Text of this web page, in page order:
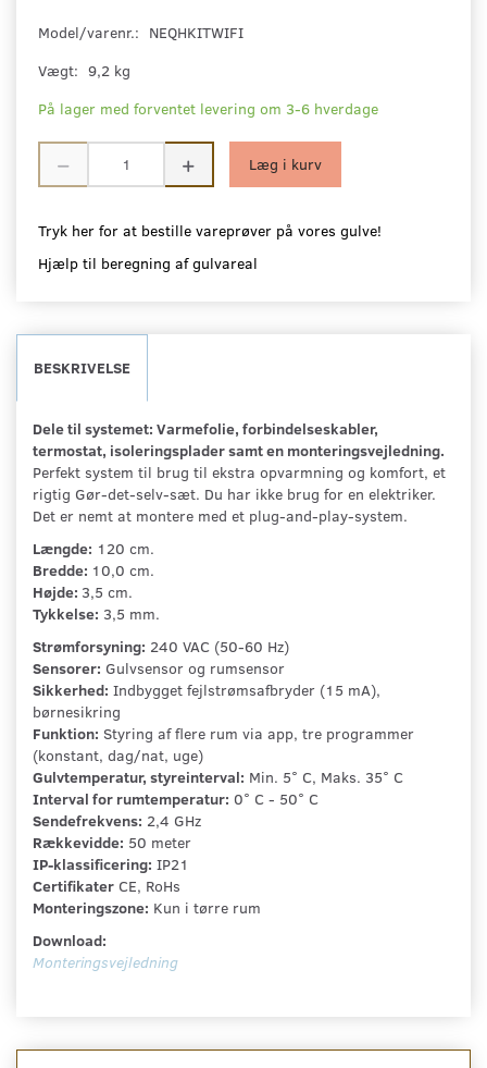
Model/varenr.: NEQHKITWIFI
Vægt: 9,2 kg
På lager med forventet levering om 3-6 hverdage
Læg i kurv
Tryk her for at bestille vareprøver på vores gulve!
Hjælp til beregning af gulvareal
BESKRIVELSE
Dele til systemet: Varmefolie, forbindelseskabler,
termostat, isoleringsplader samt en monteringsvejledning.
Perfekt system til brug til ekstra opvarmning og komfort, et
rigtig Gør-det-selv-sæt. Du har ikke brug for en elektriker.
Det er nemt at montere med et plug-and-play-system.
Længde: 120 cm.
Bredde: 10,0 cm.
Højde: 3,5 cm.
Tykkelse: 3,5 mm.
Strømforsyning: 240 VAC (50-60 Hz)
Sensorer: Gulvsensor og rumsensor
Sikkerhed: Indbygget fejlstrømsafbryder (15 mA),
børnesikring
Funktion: Styring af flere rum via app, tre programmer
(konstant, dag/nat, uge)
Gulvtemperatur, styreinterval: Min. 5° C, Maks. 35° C
Interval for rumtemperatur: 0° C - 50° C
Sendefrekvens: 2,4 GHz
Rækkevidde: 50 meter
IP-klassificering: IP21
Certifikater CE, RoHs
Monteringszone: Kun i tørre rum
Download:
Monteringsvejledning